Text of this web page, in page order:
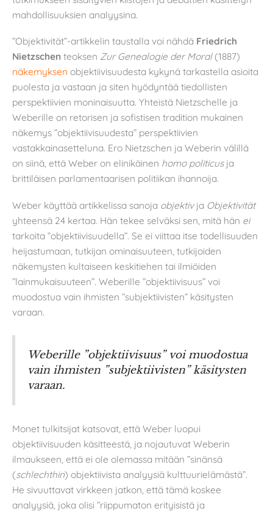
mahdollisuuksien analyysina.
”Objektivität”-artikkelin taustalla voi nähdä Friedrich
Nietzschen teoksen Zur Genealogie der Moral(1887)
näkemyksen objektiivisuudesta kykynä tarkastella asioita
puolesta ja vastaan ja siten hyödyntää tiedollisten
perspektiivien moninaisuutta. Yhteistä Nietzschelle ja
Weberille on retorisen ja sofistisen tradition mukainen
näkemys ”objektiivisuudesta” perspektiivien
vastakkainasetteluna. Ero Nietzschen ja Weberin välillä
on siinä, että Weber on elinikäinen homo politicusja
brittiläisen parlamentaarisen politiikan ihannoija.
Weber käyttää artikkelissa sanoja objektivja Objektivität
yhteensä 24 kertaa. Hän tekee selväksi sen, mitä hän ei
tarkoita ”objektiivisuudella”. Se ei viittaa itse todellisuuden
heijastumaan, tutkijan ominaisuuteen, tutkijoiden
näkemysten kultaiseen keskitiehen tai ilmiöiden
”lainmukaisuuteen”. Weberille ”objektiivisuus” voi
muodostua vain ihmisten ”subjektiivisten” käsitysten
varaan.
Weberille ”objektiivisuus” voi muodostua
vain ihmisten ”subjektiivisten” käsitysten
varaan.
Monet tulkitsijat katsovat, että Weber luopui
objektiivisuuden käsitteestä, ja nojautuvat Weberin
ilmaukseen, että ei ole olemassa mitään ”sinänsä
(schlechthin) objektiivista analyysiä kulttuurielämästä”.
He sivuuttavat virkkeen jatkon, että tämä koskee
analyysiä, joka olisi ”riippumaton erityisistä ja